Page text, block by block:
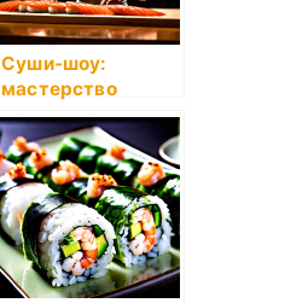
Суши-шоу:
мастерство
приготовления на
глазах у гостей